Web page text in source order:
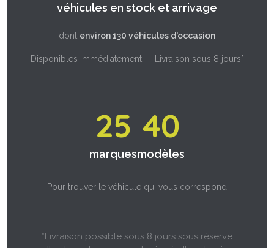
véhicules en stock et arrivage
dont environ 130 véhicules d'occasion
Disponibles immédiatement — Livraison sous 8 jours*
25
marques
40
modèles
Pour trouver le véhicule qui vous correspond
*Livraison possible sous 8 jours sous réserve